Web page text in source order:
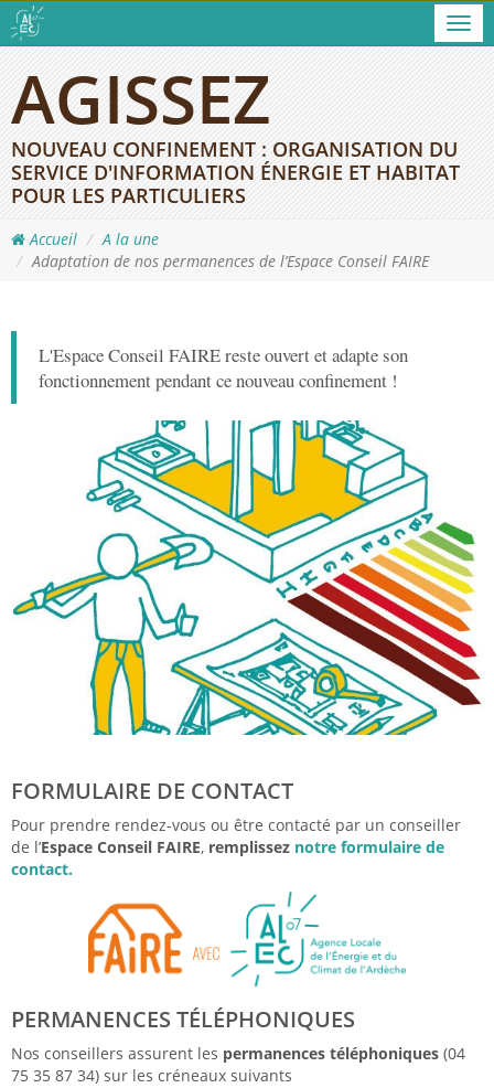
AGISSEZ
NOUVEAU CONFINEMENT : ORGANISATION DU
SERVICE D'INFORMATION ÉNERGIE ET HABITAT
POUR LES PARTICULIERS
Accueil
A la une
Adaptation de nos permanences de l’Espace Conseil FAIRE
L'Espace Conseil FAIRE reste ouvert et adapte son
fonctionnement pendant ce nouveau confinement !
FORMULAIRE DE CONTACT
Pour prendre rendez-vous ou être contacté par un conseiller
de l’Espace Conseil FAIRE, remplissez notre formulaire de
contact.
PERMANENCES TÉLÉPHONIQUES
Nos conseillers assurent les permanences téléphoniques (04
75 35 87 34) sur les créneaux suivants